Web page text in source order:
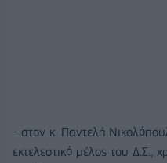
- στον κ. Παντελή
εκτελεστικό μέλος του Δ.Σ.,